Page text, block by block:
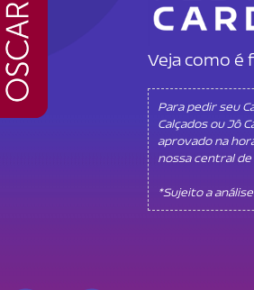
Veja como é
Para pedir seu
Calçados ou Jô
aprovado na
nossa central
*Sujeito a